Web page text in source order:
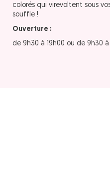
colorés qui virevoltent sous
souffle !
Ouverture :
de 9h30 à 19h00 ou de 9h30